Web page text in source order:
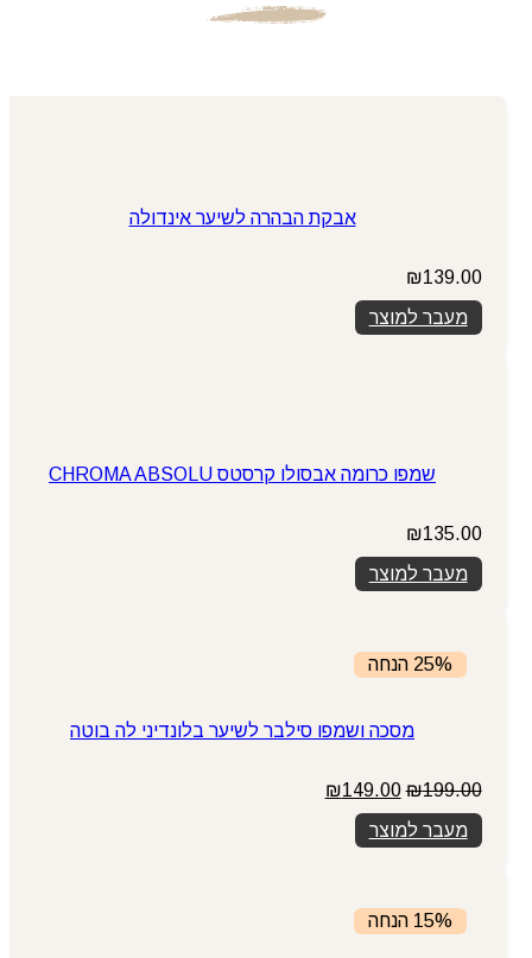
אבקת הבהרה לשיער אינדולה
₪139.00
מעבר למוצר
שמפו כרומה אבסולו קרסטס CHROMA ABSOLU
₪135.00
מעבר למוצר
25% הנחה
מסכה ושמפו סילבר לשיער בלונדיני לה בוטה
₪199.00
המחיר
המקורי
היה:
₪199.00.
₪149.00
מעבר למוצר
15% הנחה